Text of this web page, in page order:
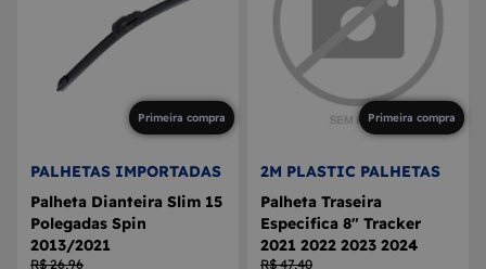
Primeira compra
PALHETAS IMPORTADAS
Palheta Dianteira Slim 15
Polegadas Spin
2013/2021
R$ 26,96
Primeira compra
2M PLASTIC PALHETAS
Palheta Traseira
Especifica 8" Tracker
2021 2022 2023 2024
R$ 47,40